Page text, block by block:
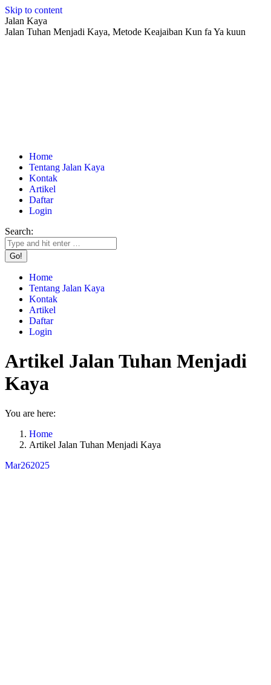
Skip to content
Jalan Kaya
Jalan Tuhan Menjadi Kaya, Metode Keajaiban Kun fa Ya kuun
Home
Tentang Jalan Kaya
Kontak
Artikel
Daftar
Login
Search:
Home
Tentang Jalan Kaya
Kontak
Artikel
Daftar
Login
Artikel Jalan Tuhan Menjadi
Kaya
You are here:
Home
Artikel Jalan Tuhan Menjadi Kaya
Mar262025